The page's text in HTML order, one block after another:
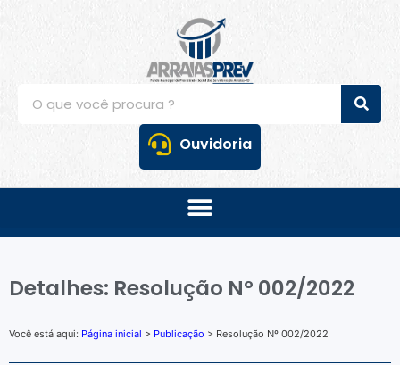
Ouvidoria
Detalhes: Resolução Nº 002/2022
Você está aqui: Página inicial > Publicação > Resolução Nº 002/2022